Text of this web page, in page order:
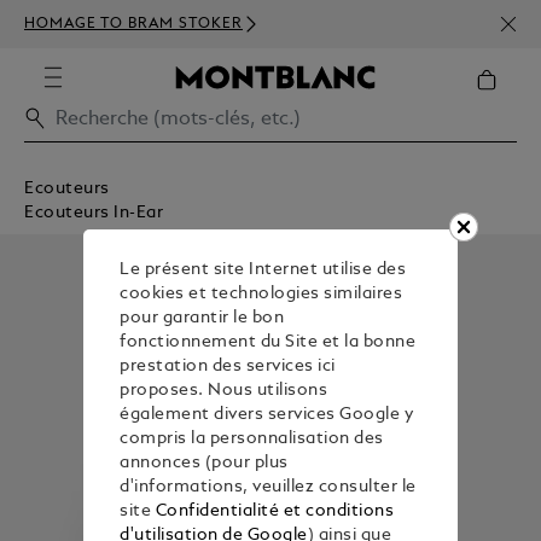
HOMAGE TO BRAM STOKER
350€
Ecouteurs
Ecouteurs In-Ear
Le présent site Internet utilise des
cookies et technologies similaires
pour garantir le bon
fonctionnement du Site et la bonne
prestation des services ici
proposes. Nous utilisons
également divers services Google y
compris la personnalisation des
annonces (pour plus
d'informations, veuillez consulter le
site Confidentialité et conditions
d'utilisation de Google) ainsi que